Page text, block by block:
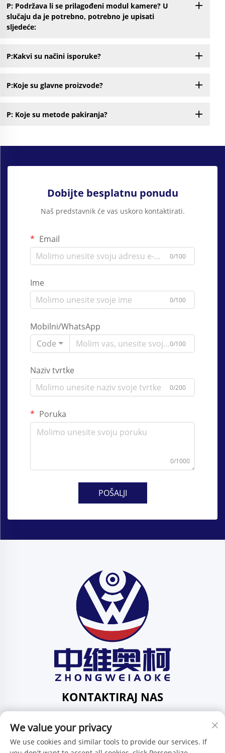
P: Podržava li se prilagođeni modul kamere? U
slučaju da je potrebno, potrebno je upisati
sljedeće:
P:Kakvi su načini isporuke?
P:Koje su glavne proizvode?
P: Koje su metode pakiranja?
Dobijte besplatnu ponudu
Naš predstavnik će vas uskoro kontaktirati.
Email
0/100
Ime
0/100
Mobilni/WhatsApp
Code
0/100
Naziv tvrtke
0/200
Poruka
0/1000
POŠALJI
KONTAKTIRAJ NAS
Pingdi, Shenzhen, Guangdong, Kina
Tel:+86-15986647296
We value your privacy
We use cookies and similar tools to provide our services. If